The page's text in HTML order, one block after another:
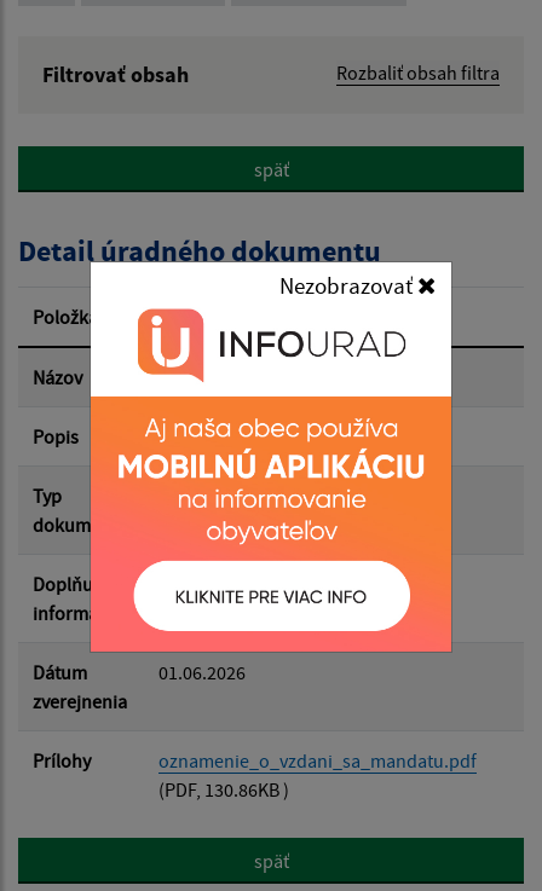
Nezobrazovať
Filtrovať obsah Rozbaliť obsah filtra
Popis:
Dátum zverejnenia od:
Dátum zverejnenia do:
Filtrovať Reset
späť
Detail úradného dokumentu
Položka Informácia
Názov Oznámenie o vzdaní sa mandátu
Popis
Typ
dokumentu
Rôzne
Doplňujúce
informácie
Dátum
zverejnenia
01.06.2026
Prílohy
oznamenie_o_vzdani_sa_mandatu.pdf
(PDF, 130.86KB )
späť